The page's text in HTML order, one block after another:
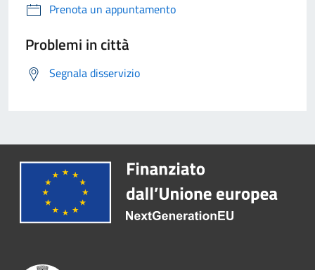
Prenota un appuntamento
Problemi in città
Segnala disservizio